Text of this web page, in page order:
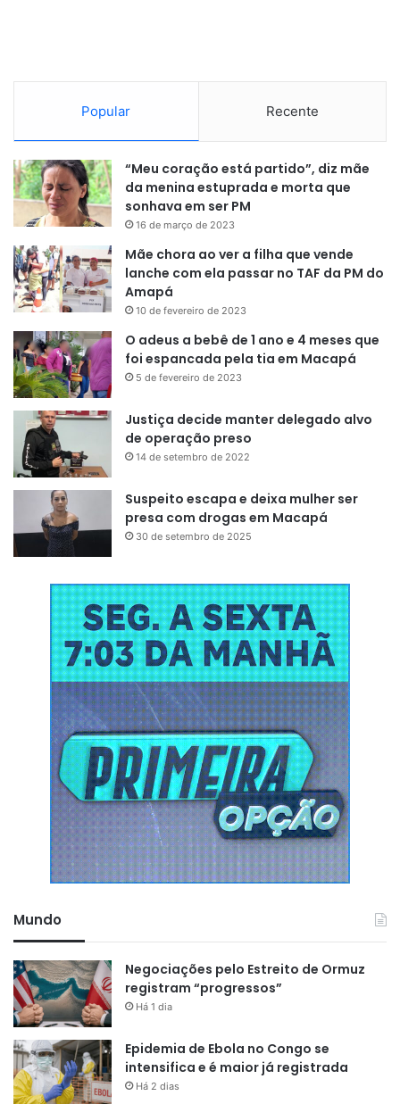
Popular Recente
“Meu coração está partido”, diz mãe
da menina estuprada e morta que
sonhava em ser PM
16 de março de 2023
Mãe chora ao ver a filha que vende
lanche com ela passar no TAF da PM do
Amapá
10 de fevereiro de 2023
O adeus a bebê de 1 ano e 4 meses que
foi espancada pela tia em Macapá
5 de fevereiro de 2023
Justiça decide manter delegado alvo
de operação preso
14 de setembro de 2022
Suspeito escapa e deixa mulher ser
presa com drogas em Macapá
30 de setembro de 2025
Mundo
Negociações pelo Estreito de Ormuz
registram “progressos”
Há 1 dia
Epidemia de Ebola no Congo se
intensifica e é maior já registrada
Há 2 dias